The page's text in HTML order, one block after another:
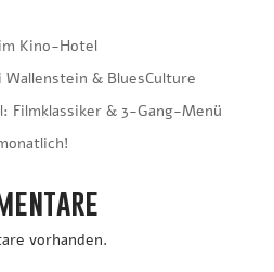
Kino-Hotel
& BluesCulture
Filmklassiker & 3-Gang-Menü
vorhanden.